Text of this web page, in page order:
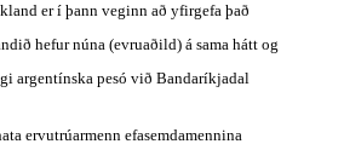
er í þann veginn að yfirgefa það
hefur núna (evruaðild) á sama hátt og
argentínska pesó við Bandaríkjadal
ervutrúarmenn efasemdamennina